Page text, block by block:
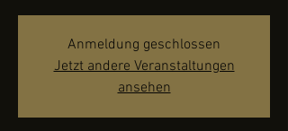
Anmeldung geschlossen
Jetzt andere Veranstaltungen
ansehen